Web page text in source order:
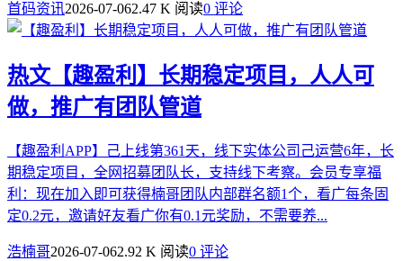
首码资讯2026-07-062.47 K 阅读0 评论
热文【趣盈利】长期稳定项目，人人可
做，推广有团队管道
【趣盈利APP】己上线第361天，线下实体公司己运营6年，长
期稳定项目，全网招募团队长，支持线下考察。会员专享福
利：现在加入即可获得楠哥团队内部群名额1个，看广每条固
定0.2元，邀请好友看广你有0.1元奖励，不需要养...
浩楠哥2026-07-062.92 K 阅读0 评论